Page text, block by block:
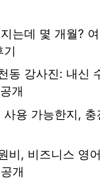
는데 몇 개월?
기
동 강사진: 내신
개
사용 가능한지,
비, 비즈니스 영
개